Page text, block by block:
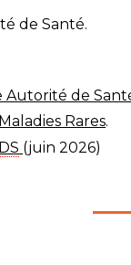
de Santé.
Autorité de
Rares.
(juin 2026)